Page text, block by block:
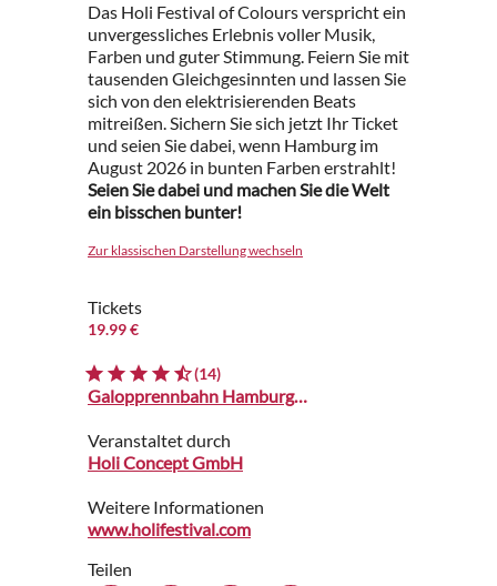
Das Holi Festival of Colours verspricht ein
unvergessliches Erlebnis voller Musik,
Farben und guter Stimmung. Feiern Sie mit
tausenden Gleichgesinnten und lassen Sie
sich von den elektrisierenden Beats
mitreißen. Sichern Sie sich jetzt Ihr Ticket
und seien Sie dabei, wenn Hamburg im
August 2026 in bunten Farben erstrahlt!
Seien Sie dabei und machen Sie die Welt
ein bisschen bunter!
Zur klassischen Darstellung wechseln
Tickets
19.99 €
(14)
Galopprennbahn Hamburg-Horn
Veranstaltet durch
Holi Concept GmbH
Weitere Informationen
www.holifestival.com
Teilen